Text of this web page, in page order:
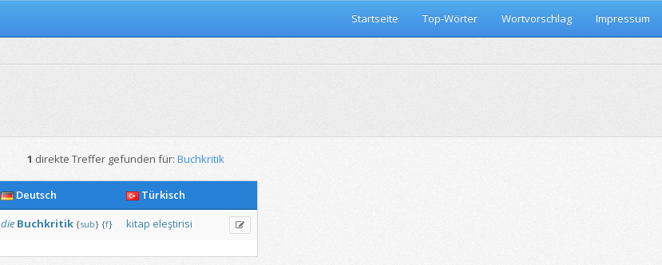
Startseite Top-Wörter Wortvorschlag Impressum
1 direkte Treffer gefunden für: Buchkritik
Deutsch
Türkisch
die Buchkritik {sub} {f} kitap eleştirisi